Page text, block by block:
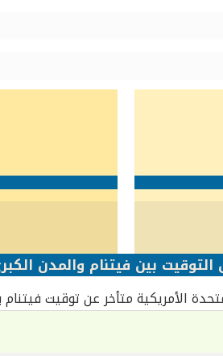
بين فيتنام والمدن
الأمريكية متأخر عن توقيت فيتنام